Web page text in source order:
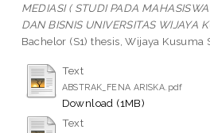
MEDIASI ( STUDI PADA
DAN BISNIS UNIVERSITAS WIJAYA
Bachelor (S1) thesis, Wijaya Kusuma
Text
ABSTRAK_FENA ARISKA.pdf
Download (1MB)
Text